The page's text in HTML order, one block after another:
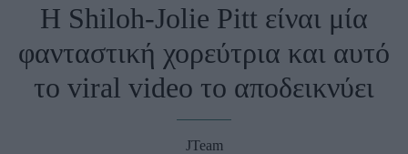
Fashion
Shopping
Styling Tips
Η Shiloh-Jolie Pitt είναι μία
φανταστική χορεύτρια και αυτό
το viral video το αποδεικνύει
JTeam